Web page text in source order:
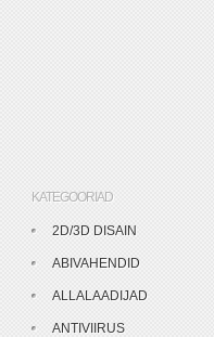
KATEGOORIAD
2D/3D DISAIN
ABIVAHENDID
ALLALAADIJAD
ANTIVIIRUS